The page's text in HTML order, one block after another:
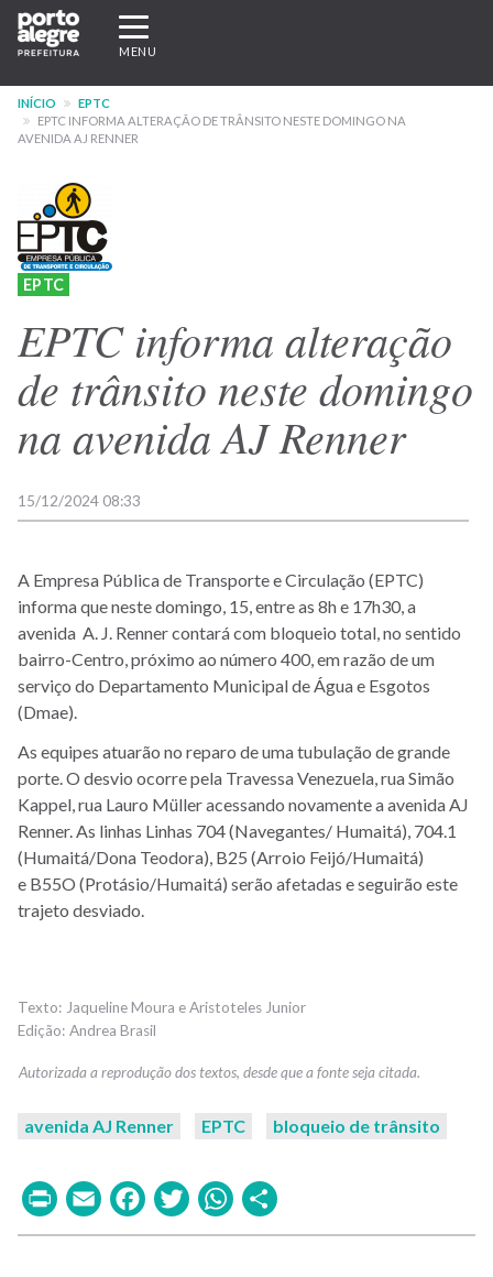
Pular
para
conteúdo
principal
Expandir/recolher
navegação
MENU
INÍCIO
EPTC
EPTC INFORMA ALTERAÇÃO DE TRÂNSITO NESTE DOMINGO NA
AVENIDA AJ RENNER
EPTC
EPTC informa alteração
de trânsito neste domingo
na avenida AJ Renner
15/12/2024 08:33
A Empresa Pública de Transporte e Circulação (EPTC)
informa que neste domingo, 15, entre as 8h e 17h30, a
avenida A. J. Renner contará com bloqueio total, no sentido
bairro-Centro, próximo ao número 400, em razão de um
serviço do Departamento Municipal de Água e Esgotos
(Dmae).
As equipes atuarão no reparo de uma tubulação de grande
porte. O desvio ocorre pela Travessa Venezuela, rua Simão
Kappel, rua Lauro Müller acessando novamente a avenida AJ
Renner. As linhas Linhas 704 (Navegantes/ Humaitá), 704.1
(Humaitá/Dona Teodora), B25 (Arroio Feijó/Humaitá)
e B55O (Protásio/Humaitá) serão afetadas e seguirão este
trajeto desviado.
Jaqueline Moura e Aristoteles Junior
Andrea Brasil
avenida AJ Renner EPTC bloqueio de trânsito
PrintEmailFacebook
TwitterWhatsApp